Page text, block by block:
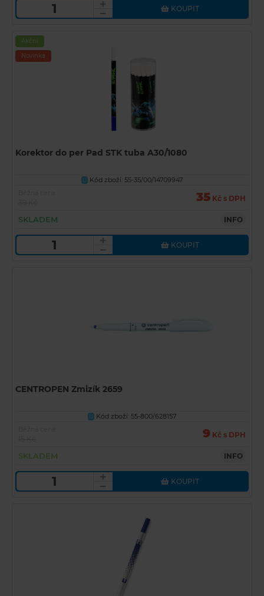
KOUPIT
Akční
Novinka
Korektor do per Pad STK tuba A30/1080
U
Kód zboží: 55-35/00/14709947
35 Kč s DPH
SKLADEM INFO
KOUPIT
CENTROPEN Zmizík 2659
U
Kód zboží: 55-800/628157
9 Kč s DPH
SKLADEM INFO
KOUPIT